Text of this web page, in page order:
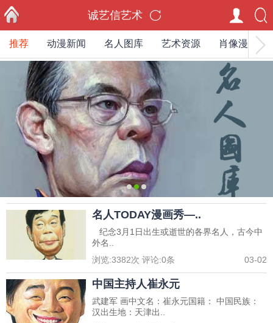
首页
诚艺信艺术
推荐 动漫新闻 名人图库 艺术资源 肖像漫画家
012
名人TODAY漫画秀—..
纪念3月1日出生或逝世的各界名人，古今中
外名..
浏览:3382次 评论:0条 03-02
中国主持人崔永元
武建军 画中文名：崔永元国籍： 中国民族：
汉出生地：天津出..